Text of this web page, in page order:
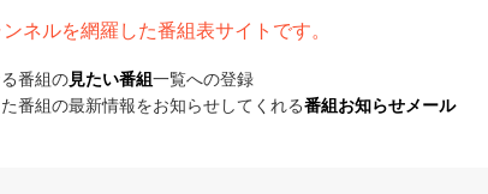
ネルを網羅した番組表サイトです。
番組の見たい番組 一覧への登録
番組の最新情報をお知らせしてくれる番組お知らせメール